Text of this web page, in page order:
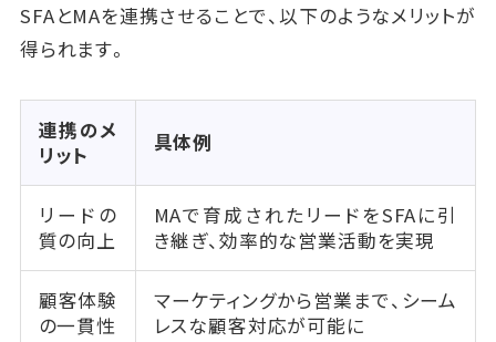
SFAとMAを連携させることで、以下のようなメリットが
得られます。
連携のメ
リット
具体例
リードの
質の向上
MAで育成されたリードをSFAに引
き継ぎ、効率的な営業活動を実現
顧客体験
の一貫性
マーケティングから営業まで、シーム
レスな顧客対応が可能に